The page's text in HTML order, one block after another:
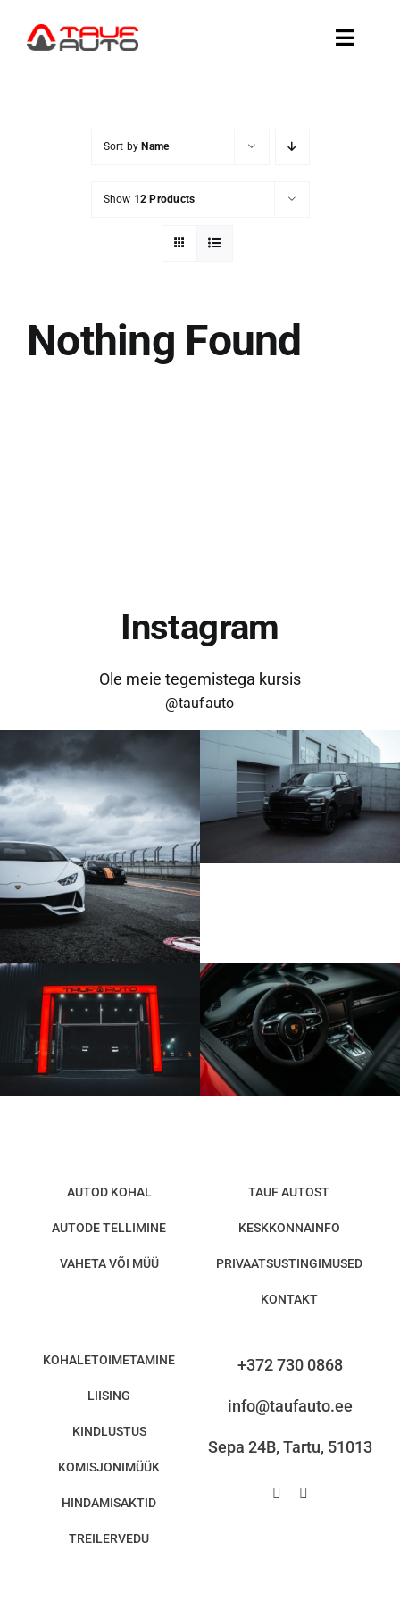
Toggle
AUTODE TELLIMINE
TEENUSED
Sort by Name
Show 12 Products
Nothing Found
Instagram
Ole meie tegemistega kursis
@taufauto
AUTOD KOHAL
AUTODE TELLIMINE
VAHETA VÕI MÜÜ
KOHALETOIMETAMINE
LIISING
KINDLUSTUS
KOMISJONIMÜÜK
HINDAMISAKTID
TREILERVEDU
TAUF AUTOST
KESKKONNAINFO
PRIVAATSUSTINGIMUSED
KONTAKT
+372 730 0868
info@taufauto.ee
Sepa 24B, Tartu, 51013